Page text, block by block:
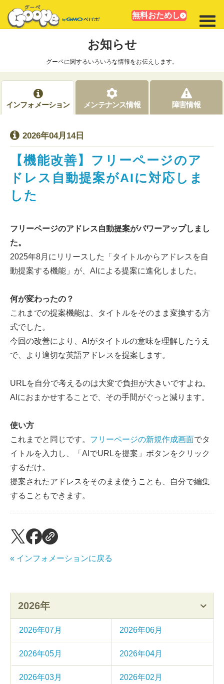
無料おためし
お知らせ
グーペに関するいろいろな情報をお伝えします。
インフォメーション メンテナンス情報 障害情報
2026年04月14日
【機能改善】フリーページのア
ドレス自動提案がAIに対応しま
した
フリーページのアドレス自動提案がパワーアップしまし
た。
2025年8月にリリースした「タイトルからアドレスを自
動提案する機能」が、AIによる提案に進化しました。
何が変わったの？
これまでの提案機能は、タイトルをそのまま変換する方
式でした。
今回の改善により、AIがタイトルの意味を理解したうえ
で、より適切な英語アドレスを提案します。
URLを自分で考えるのは大変で負担が大きいですよね。
AIにおまかせすることで、その手間がぐっと減ります。
使い方
これまでと同じです。 フリーページの新規作成画面でタ
イトルを入力し、「AIでURLを提案」ボタンをクリック
するだけ。
提案されたアドレスをそのまま使うことも、自分で編集
することもできます。
« インフォメーションに戻る
2026年
2026年07月 2026年06月
2026年05月 2026年04月
2026年03月 2026年02月